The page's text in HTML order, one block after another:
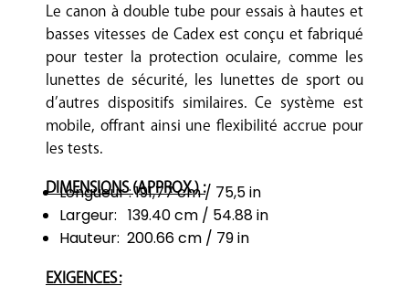
Le canon à double tube pour essais à hautes et
basses vitesses de Cadex est conçu et fabriqué
pour tester la protection oculaire, comme les
lunettes de sécurité, les lunettes de sport ou
d’autres dispositifs similaires. Ce système est
mobile, offrant ainsi une flexibilité accrue pour
les tests.
DIMENSIONS (APPROX.) :
Longueur : 191,77 cm / 75,5 in
Largeur: 139.40 cm / 54.88 in
Hauteur: 200.66 cm / 79 in
EXIGENCES :